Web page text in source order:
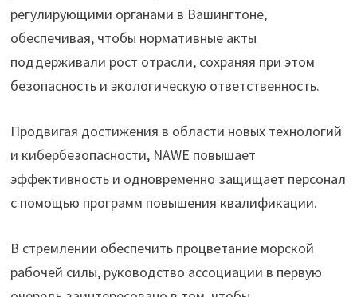
регулирующими органами в Вашингтоне,
обеспечивая, чтобы нормативные акты
поддерживали рост отрасли, сохраняя при этом
безопасность и экологическую ответственность.
Продвигая достижения в области новых технологий
и кибербезопасности, NAWE повышает
эффективность и одновременно защищает персонал
с помощью программ повышения квалификации.
В стремлении обеспечить процветание морской
рабочей силы, руководство ассоциации в первую